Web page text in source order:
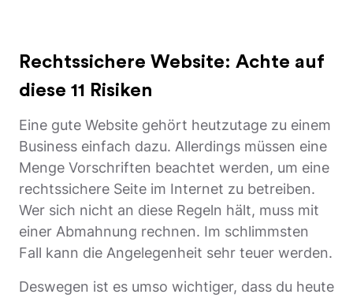
Rechtssichere Website: Achte auf
diese 11 Risiken
Eine gute Website gehört heutzutage zu einem
Business einfach dazu. Allerdings müssen eine
Menge Vorschriften beachtet werden, um eine
rechtssichere Seite im Internet zu betreiben.
Wer sich nicht an diese Regeln hält, muss mit
einer Abmahnung rechnen. Im schlimmsten
Fall kann die Angelegenheit sehr teuer werden.
Deswegen ist es umso wichtiger, dass du heute